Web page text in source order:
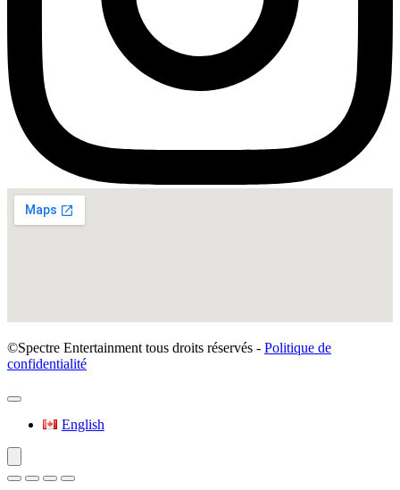
©Spectre Entertainment tous droits réservés - Politique de
confidentialité
English